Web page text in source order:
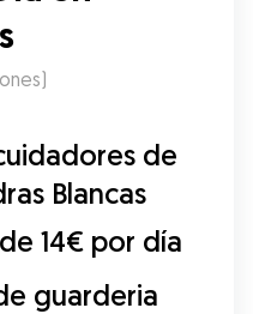
)
de
Blancas
14€ por día
guarderia